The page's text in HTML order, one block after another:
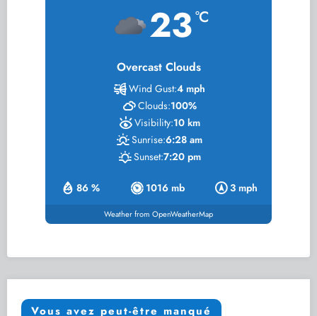
23°C
Overcast Clouds
86 % 1016 mb 3 mph
Wind Gust:4 mph
Clouds:100%
Visibility:10 km
Sunrise:6:28 am
Sunset:7:20 pm
Weather from OpenWeatherMap
Vous avez peut-être manqué